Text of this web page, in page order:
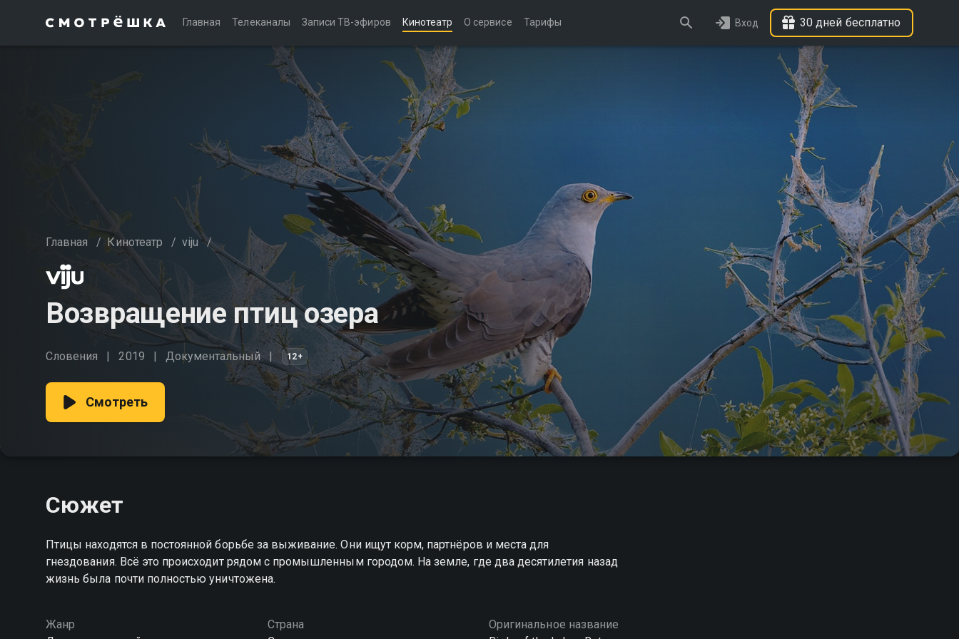
Главная Телеканалы Записи ТВ-эфиров Кинотеатр О сервисе Тарифы Вход 30 дней бесплатно
Главная / Кинотеатр / viju /
Возвращение птиц озера
Словения 2019 Документальный 12+
Смотреть
Сюжет
Птицы находятся в постоянной борьбе за выживание. Они ищут корм, партнёров и места для
гнездования. Всё это происходит рядом с промышленным городом. На земле, где два десятилетия назад
жизнь была почти полностью уничтожена.
Жанр
Страна
Оригинальное название